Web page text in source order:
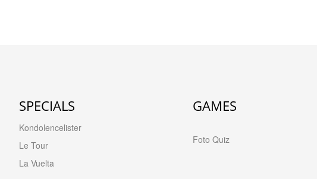
SPECIALS
Kondolencelister
Le Tour
La Vuelta
GAMES
Foto Quiz